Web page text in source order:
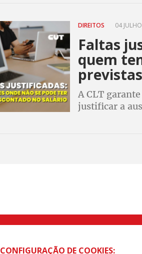
DIREITOS 04
Faltas
quem
A CLT
justificar a
Rua Caetano Pinto nº 575 CEP 03041-
CONFIGURAÇÃO DE COOKIES: